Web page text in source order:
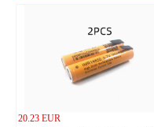
20.23 EUR